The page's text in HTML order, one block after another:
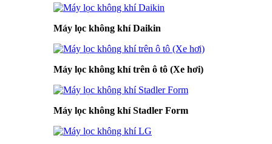
Máy lọc không khí Daikin
Máy lọc không khí trên ô tô (Xe hơi)
Máy lọc không khí Stadler Form